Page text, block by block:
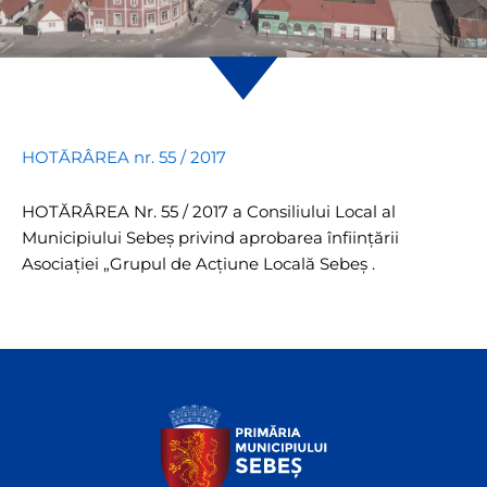
HOTĂRÂREA nr. 55 / 2017
HOTĂRÂREA Nr. 55 / 2017 a Consiliului Local al
Municipiului Sebeş privind aprobarea înfiinţării
Asociaţiei „Grupul de Acţiune Locală Sebeş .